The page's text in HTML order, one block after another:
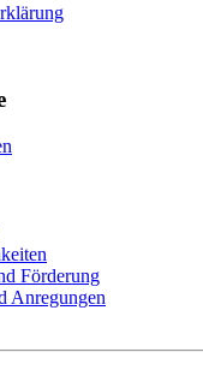
Förderung
Anregungen